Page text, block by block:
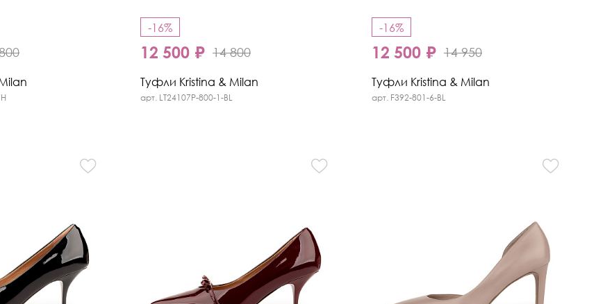
-16%
12 500 ₽ 14 800
Туфли Kristina & Milan
арт. LT24107P-800-1-BL
-16%
12 500 ₽ 14 950
Туфли Kristina & Milan
арт. F392-801-6-BL